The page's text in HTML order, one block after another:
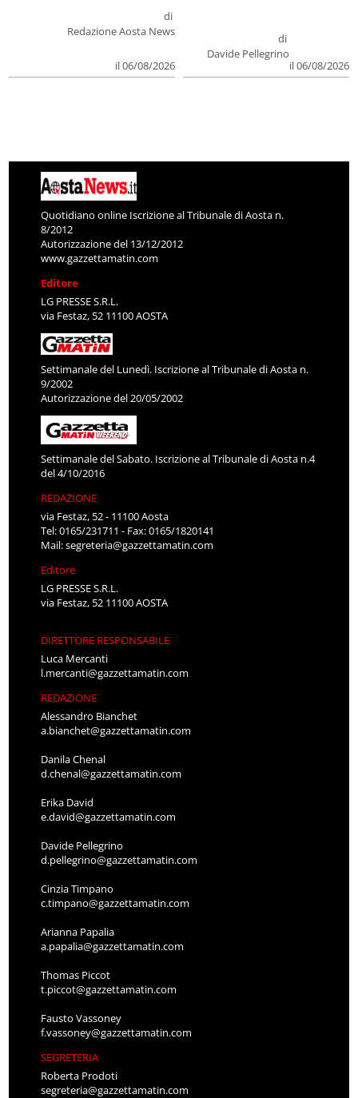
di
Redazione Aosta News
il 06/08/2026
di
Davide Pellegrino
il 06/08/2026
Quotidiano online Iscrizione al Tribunale di Aosta n.
8/2012
Autorizzazione del 13/12/2012
www.gazzettamatin.com
Editore
LG PRESSE S.R.L.
via Festaz, 52 11100 AOSTA
Settimanale del Lunedì. Iscrizione al Tribunale di Aosta n.
9/2002
Autorizzazione del 20/05/2002
Settimanale del Sabato. Iscrizione al Tribunale di Aosta n.4
del 4/10/2016
REDAZIONE
via Festaz, 52 - 11100 Aosta
Tel: 0165/231711 - Fax: 0165/1820141
Mail:segreteria@gazzettamatin.com
Editore
LG PRESSE S.R.L.
via Festaz, 52 11100 AOSTA
DIRETTORE RESPONSABILE
Luca Mercanti
l.mercanti@gazzettamatin.com
REDAZIONE
Alessandro Bianchet
a.bianchet@gazzettamatin.com
Danila Chenal
d.chenal@gazzettamatin.com
Erika David
e.david@gazzettamatin.com
Davide Pellegrino
d.pellegrino@gazzettamatin.com
Cinzia Timpano
c.timpano@gazzettamatin.com
Arianna Papalia
a.papalia@gazzettamatin.com
Thomas Piccot
t.piccot@gazzettamatin.com
Fausto Vassoney
f.vassoney@gazzettamatin.com
SEGRETERIA
Roberta Prodoti
segreteria@gazzettamatin.com